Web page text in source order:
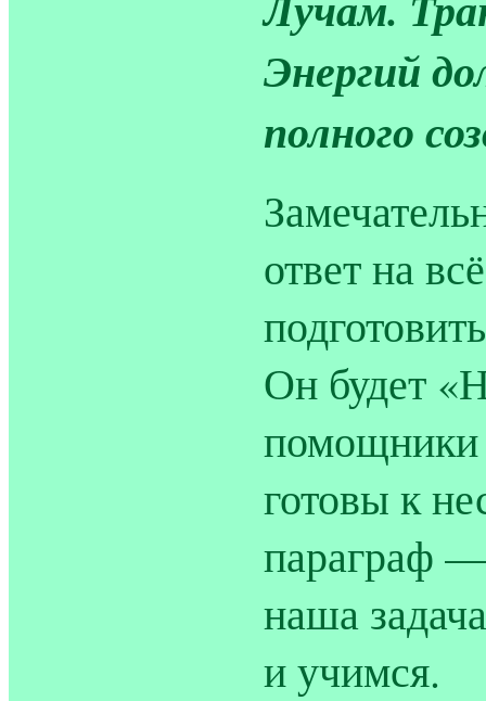
Энергий
полного
ответ на
Он будет
готовы к
параграф
наша
и учимся.